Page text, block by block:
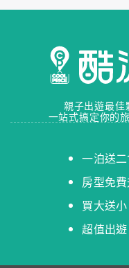
親子出遊最佳
一站式搞定你的
一泊送
房型免
買大送小
超值出遊